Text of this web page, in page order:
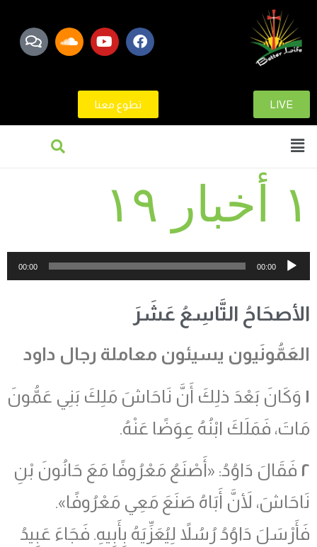
LIVE تطوع معنا
١ أخبار ١٩
مشغل
00:00
00:00
الأصحَاحُ التَّاسِعُ عَشَرَ
العَمُّونَيون يسيئون معاملة رجال داود
١ وَكَانَ بَعْدَ ذلِكَ أَنَّ نَاحَاشَ مَلِكَ بَنِي عَمُّونَ
مَاتَ، فَمَلَكَ ابْنُهُ عِوَضًا عَنْهُ.
٢ فَقَالَ دَاوُدُ: «أَصْنَعُ مَعْرُوفًا مَعَ حَانُونَ بْنِ
نَاحَاشَ، لأَنَّ أَبَاهُ صَنَعَ مَعِي مَعْرُوفًا».
فَأَرْسَلَ دَاوُدُ رُسُلاً لِيُعَزِّيَهُ بِأَبِيهِ. فَجَاءَ عَبِيدُ